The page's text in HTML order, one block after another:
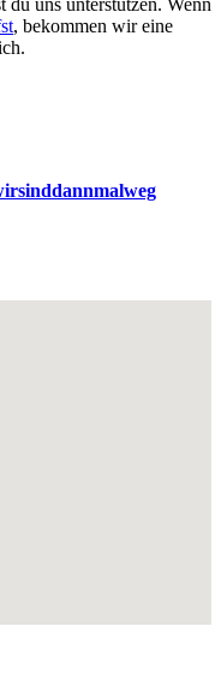
du uns unterstützen. Wenn
, bekommen wir eine